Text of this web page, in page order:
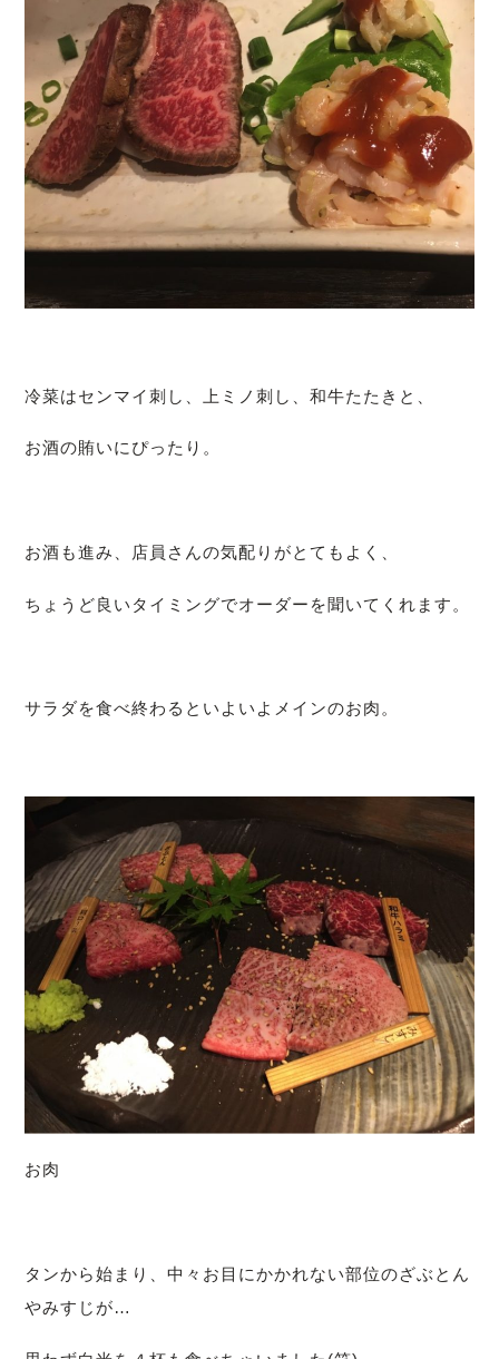
冷菜はセンマイ刺し、上ミノ刺し、和牛たたきと、
お酒の賄いにぴったり。
お酒も進み、店員さんの気配りがとてもよく、
ちょうど良いタイミングでオーダーを聞いてくれます。
サラダを食べ終わるといよいよメインのお肉。
お肉
タンから始まり、中々お目にかかれない部位のざぶとん
やみすじが…